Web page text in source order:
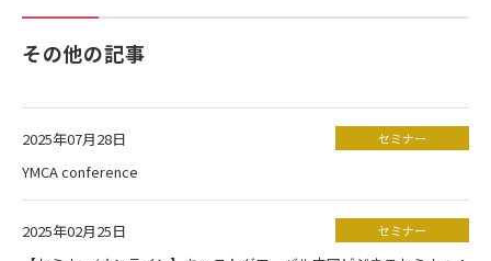
その他の記事
2025年07月28日 セミナー
YMCA conference
2025年02月25日 セミナー